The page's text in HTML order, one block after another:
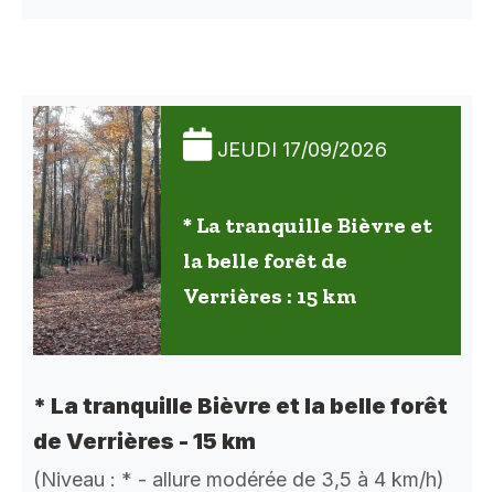
JEUDI 17/09/2026
* La tranquille Bièvre et
la belle forêt de
Verrières : 15 km
* La tranquille Bièvre et la belle forêt
de Verrières - 15 km
(Niveau : * - allure modérée de 3,5 à 4 km/h)